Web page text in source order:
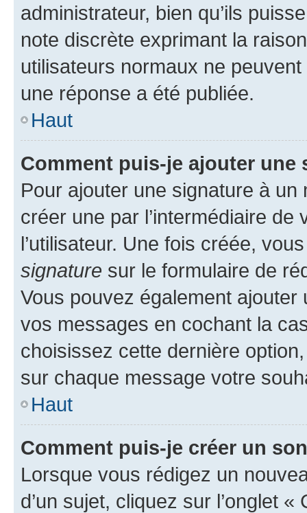
administrateur, bien qu’ils
note discrète exprimant la
utilisateurs normaux ne
une réponse a été publiée.
Haut
Comment puis-je ajouter une
Pour ajouter une signature à un
créer une par l’intermédiaire
l’utilisateur. Une fois créée,
signature sur le formulaire de
Vous pouvez également
vos messages en cochant la
choisissez cette dernière
sur chaque message votre
Haut
Comment puis-je créer un
Lorsque vous rédigez un
d’un sujet, cliquez sur l’onglet